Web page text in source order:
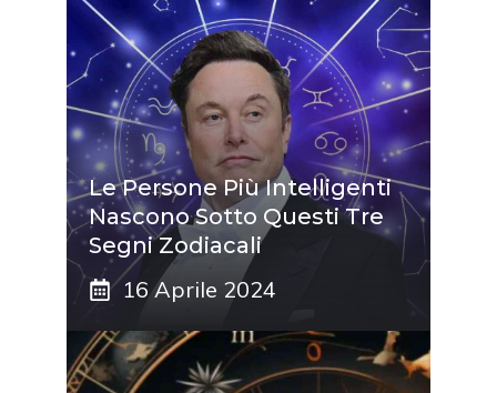
Le Persone Più Intelligenti
Nascono Sotto Questi Tre
Segni Zodiacali
16 Aprile 2024